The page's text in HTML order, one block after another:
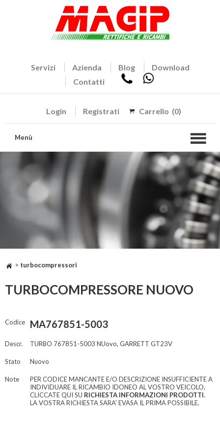
Servizi Azienda Blog
Download
Contatti
Login Registrati Carrello (0)
Menù
> turbocompressori
TURBOCOMPRESSORE NUOVO
Codice MA767851-5003
Descr. TURBO 767851-5003 NUovo, GARRETT GT23V
Stato Nuovo
Note
PER CODICE MANCANTE E/O DESCRIZIONE INSUFFICIENTE A
INDIVIDUARE IL RICAMBIO IDONEO AL VOSTRO VEICOLO,
CLICCATE QUI SU RICHIESTA INFORMAZIONI PRODOTTI.
LA VOSTRA RICHIESTA SARA' EVASA IL PRIMA POSSIBILE.